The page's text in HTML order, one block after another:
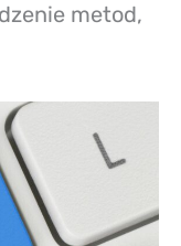
metod,